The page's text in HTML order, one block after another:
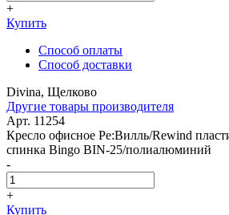
+
Купить
Способ оплаты
Способ доставки
Divina, Щелково
Другие товары производителя
Арт. 11254
Кресло офисное Ре:Вилль/Rewind
спинка Bingo BIN-25/полиалюминий
-
+
Купить